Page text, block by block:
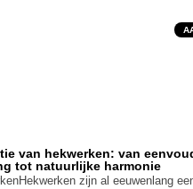
van hekwerken: van
tot natuurlijke harmonie
zijn al eeuwenlang